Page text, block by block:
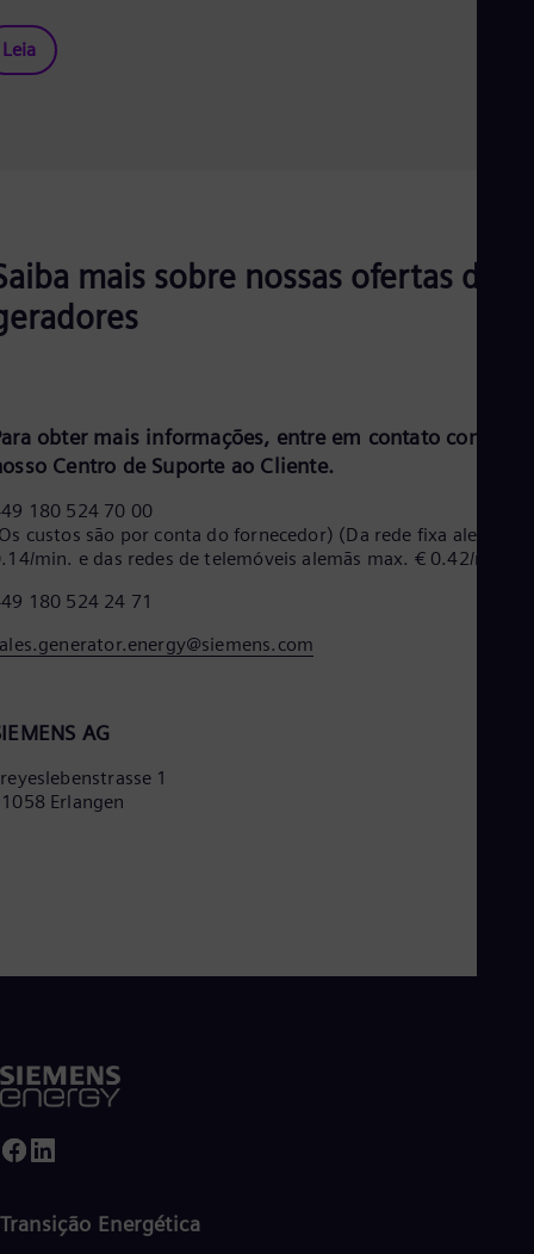
Leia
mais sobre nossas ofertas de
obter mais informações, entre em contato com
Centro de Suporte ao Cliente.
180 524 70 00
custos são por conta do fornecedor) (Da rede fixa alemã €
min. e das redes de telemóveis alemãs max. € 0.42/min.)
180 524 24 71
AG
1
Erlangen
Transição Energética